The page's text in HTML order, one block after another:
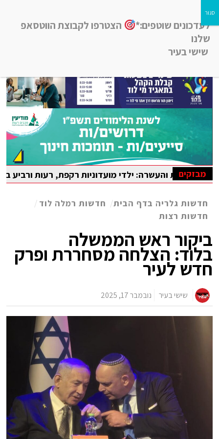
חדשות רמלה לוד, חדשות רחובות, חדשות נס-ציונה והסביבה
מבזקים
והעשרה: ילדי מועדוניות רקפת, רעות ורביע בלוד נהנו
חדשות גלריה בדף הבית/ חדשות רמלה לוד /
חדשות רצות
ביקור ראש הממשלה
בלוד: הצלחה מסחררת ופרק
חדש לעיר
שישי בעיר נובמבר 17, 2025
לעדכונים שוטפים:*
הצטרפו לקבוצת הווטסאפ
שלנו
שישי בעיר